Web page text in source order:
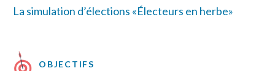
La simulation d’élections «Électeurs en herbe»
OBJECTIFS